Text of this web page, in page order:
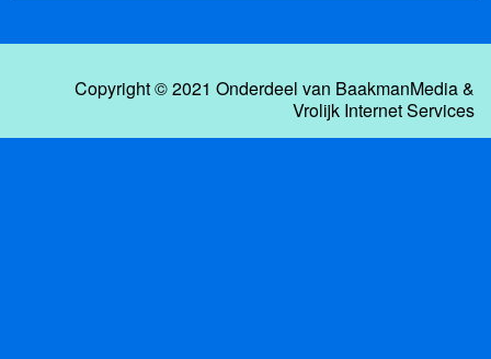
Copyright © 2021 Onderdeel van BaakmanMedia&
Vrolijk Internet Services